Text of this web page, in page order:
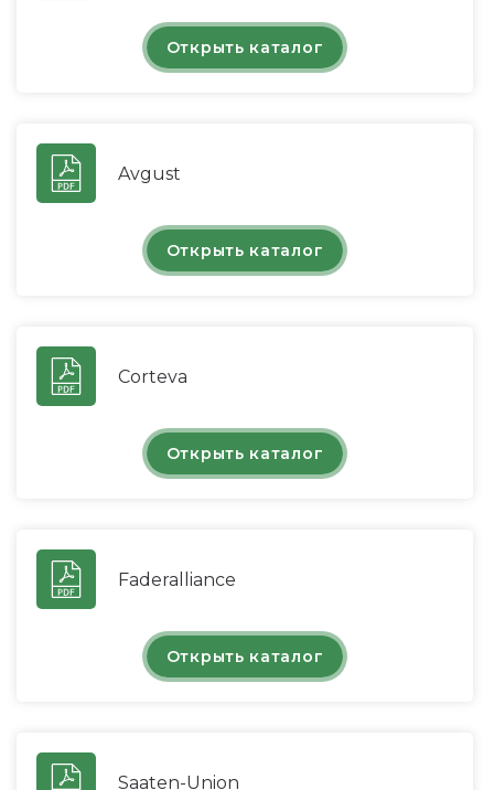
Открыть каталог
Avgust
Открыть каталог
Corteva
Открыть каталог
Faderalliance
Открыть каталог
Saaten-Union